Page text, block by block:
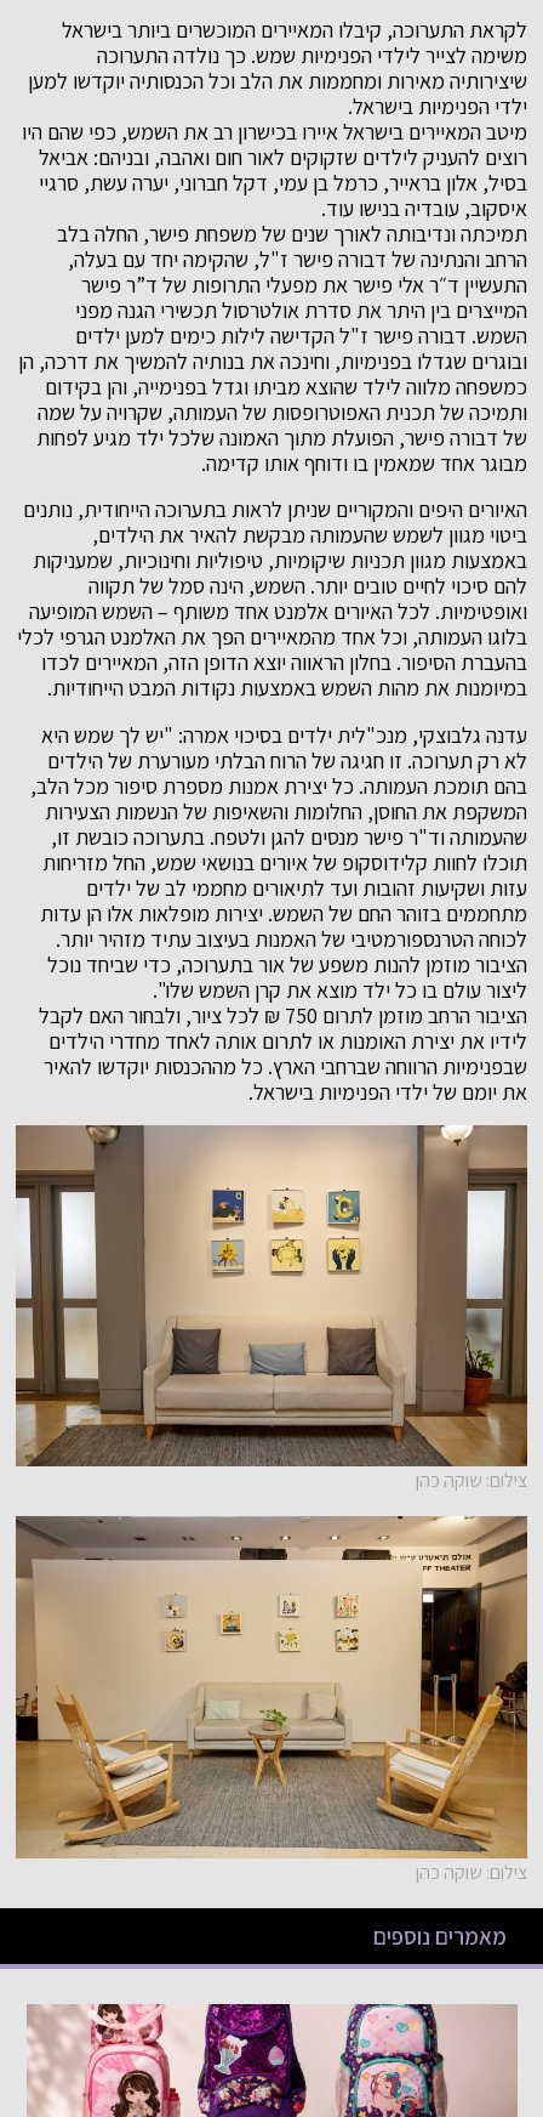
לקראת התערוכה, קיבלו המאיירים המוכשרים ביותר בישראל
משימה לצייר לילדי הפנימיות שמש. כך נולדה התערוכה
שיצירותיה מאירות ומחממות את הלב וכל הכנסותיה יוקדשו למען
ילדי הפנימיות בישראל.
מיטב המאיירים בישראל איירו בכישרון רב את השמש, כפי שהם היו
רוצים להעניק לילדים שזקוקים לאור חום ואהבה, ובניהם: אביאל
בסיל, אלון בראייר, כרמל בן עמי, דקל חברוני, יערה עשת, סרגיי
איסקוב, עובדיה בנישו עוד.
תמיכתה ונדיבותה לאורך שנים של משפחת פישר, החלה בלב
הרחב והנתינה של דבורה פישר ז"ל, שהקימה יחד עם בעלה,
התעשיין ד״ר אלי פישר את מפעלי התרופות של ד”ר פישר
המייצרים בין היתר את סדרת אולטרסול תכשירי הגנה מפני
השמש. דבורה פישר ז"ל הקדישה לילות כימים למען ילדים
ובוגרים שגדלו בפנימיות, וחינכה את בנותיה להמשיך את דרכה, הן
כמשפחה מלווה לילד שהוצא מביתו וגדל בפנימייה, והן בקידום
ותמיכה של תכנית האפוטרופסות של העמותה, שקרויה על שמה
של דבורה פישר, הפועלת מתוך האמונה שלכל ילד מגיע לפחות
מבוגר אחד שמאמין בו ודוחף אותו קדימה.
האיורים היפים והמקוריים שניתן לראות בתערוכה הייחודית, נותנים
ביטוי מגוון לשמש שהעמותה מבקשת להאיר את הילדים,
באמצעות מגוון תכניות שיקומיות, טיפוליות וחינוכיות, שמעניקות
להם סיכוי לחיים טובים יותר. השמש, הינה סמל של תקווה
ואופטימיות. לכל האיורים אלמנט אחד משותף – השמש המופיעה
בלוגו העמותה, וכל אחד מהמאיירים הפך את האלמנט הגרפי לכלי
בהעברת הסיפור. בחלון הראווה יוצא הדופן הזה, המאיירים לכדו
במיומנות את מהות השמש באמצעות נקודות המבט הייחודיות.
עדנה גלבוצקי, מנכ"לית ילדים בסיכוי אמרה: "יש לך שמש היא
לא רק תערוכה. זו חגיגה של הרוח הבלתי מעורערת של הילדים
בהם תומכת העמותה. כל יצירת אמנות מספרת סיפור מכל הלב,
המשקפת את החוסן, החלומות והשאיפות של הנשמות הצעירות
שהעמותה וד"ר פישר מנסים להגן ולטפח. בתערוכה כובשת זו,
תוכלו לחוות קלידוסקופ של איורים בנושאי שמש, החל מזריחות
עזות ושקיעות זהובות ועד לתיאורים מחממי לב של ילדים
מתחממים בזוהר החם של השמש. יצירות מופלאות אלו הן עדות
לכוחה הטרנספורמטיבי של האמנות בעיצוב עתיד מזהיר יותר.
הציבור מוזמן להנות משפע של אור בתערוכה, כדי שביחד נוכל
ליצור עולם בו כל ילד מוצא את קרן השמש שלו".
הציבור הרחב מוזמן לתרום 750 ₪ לכל ציור, ולבחור האם לקבל
לידיו את יצירת האומנות או לתרום אותה לאחד מחדרי הילדים
שבפנימיות הרווחה שברחבי הארץ. כל מההכנסות יוקדשו להאיר
את יומם של ילדי הפנימיות בישראל.
צילום: שוקה כהן
צילום: שוקה כהן
מאמרים נוספים